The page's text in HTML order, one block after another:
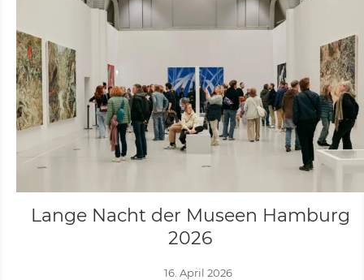
Lange Nacht der Museen Hamburg
2026
16. April 2026